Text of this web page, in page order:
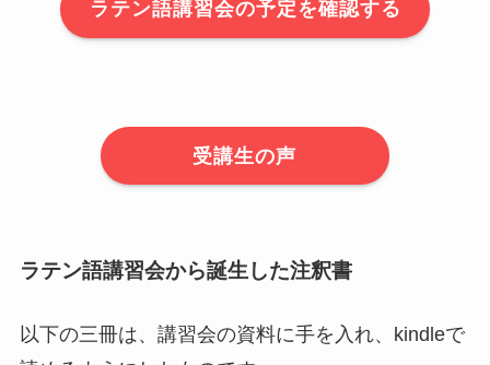
ラテン語講習会の予定を確認する
受講生の声
ラテン語講習会から誕生した注釈書
以下の三冊は、講習会の資料に手を入れ、kindleで